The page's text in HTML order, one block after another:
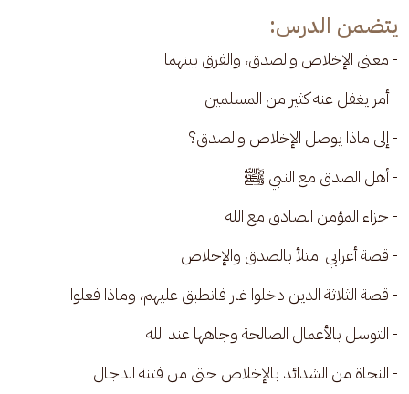
يتضمن الدرس:
- معنى الإخلاص والصدق، والفرق بينهما
- أمر يغفل عنه كثير من المسلمين
- إلى ماذا يوصل الإخلاص والصدق؟
- أهل الصدق مع النبي ﷺ
- جزاء المؤمن الصادق مع الله
- قصة أعرابي امتلأ بالصدق والإخلاص
- قصة الثلاثة الذين دخلوا غار فانطبق عليهم، وماذا فعلوا
- التوسل بالأعمال الصالحة وجاهها عند الله
- النجاة من الشدائد بالإخلاص حتى من فتنة الدجال